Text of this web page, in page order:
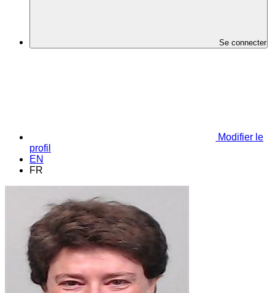
Se connecter
Modifier le
profil
EN
FR